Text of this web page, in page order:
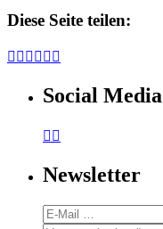
Diese Seite teilen:
     
Social Media
 
Newsletter